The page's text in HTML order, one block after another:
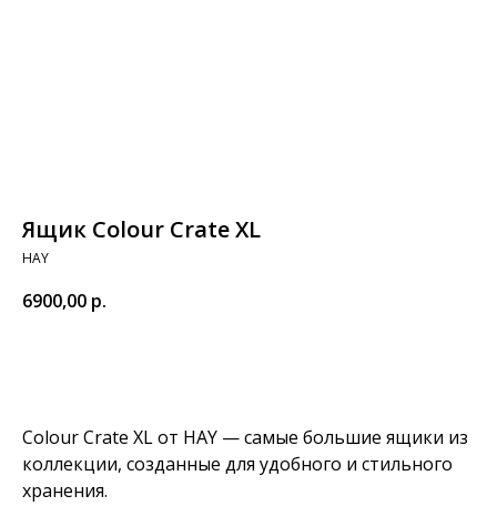
Ящик Colour Crate XL
HAY
6900,00 р.
Colour Crate XL от HAY — самые большие ящики из
коллекции, созданные для удобного и стильного
хранения.